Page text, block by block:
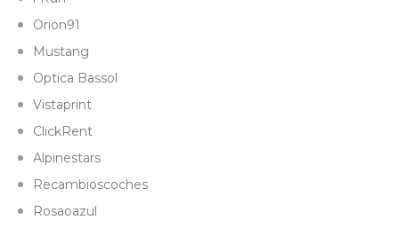
Orion91
Mustang
Optica Bassol
Vistaprint
ClickRent
Alpinestars
Recambioscoches
Rosaoazul